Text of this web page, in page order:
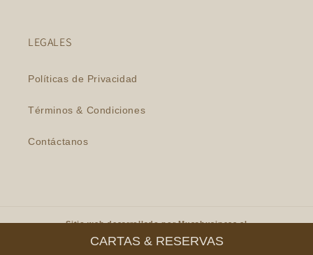
LEGALES
Políticas de Privacidad
Términos & Condiciones
Contáctanos
Sitio web desarrollado porMusabusiness.cl
CARTAS & RESERVAS